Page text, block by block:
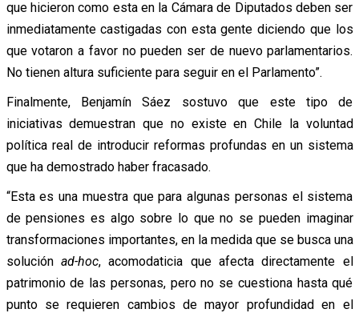
que hicieron como esta en la Cámara de Diputados deben ser
inmediatamente castigadas con esta gente diciendo que los
que votaron a favor no pueden ser de nuevo parlamentarios.
No tienen altura suficiente para seguir en el Parlamento”.
Finalmente, Benjamín Sáez sostuvo que este tipo de
iniciativas demuestran que no existe en Chile la voluntad
política real de introducir reformas profundas en un sistema
que ha demostrado haber fracasado.
“Esta es una muestra que para algunas personas el sistema
de pensiones es algo sobre lo que no se pueden imaginar
transformaciones importantes, en la medida que se busca una
solución ad-hoc, acomodaticia que afecta directamente el
patrimonio de las personas, pero no se cuestiona hasta qué
punto se requieren cambios de mayor profundidad en el